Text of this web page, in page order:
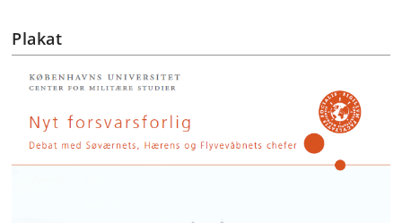
Plakat